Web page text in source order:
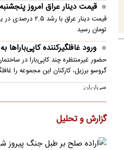
قیمت دینار عراق امروز پنجشنبه ۱۵ مرداد
تومان رسید
ورود غافلگیرکننده
حضور غیرمنتظره چند کاپی‌بارا در
گروسو برزیل، کارکنان این مجموعه را
سی‌ان‌ان:
توافقی در مورد تنگه هرمز
اما نه توافقی که ترامپ بخواهد
یک مقام ارشد کشورهای خلیج فارس که
اظهار داشت که احتمال دستیابی به توافق تا
گزارش و تحلیل